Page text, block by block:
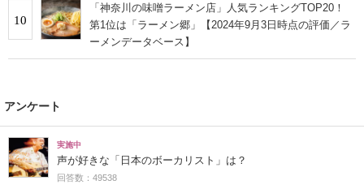
10
「神奈川の味噌ラーメン店」人気ランキングTOP20！
第1位は「ラーメン郷」【2024年9月3日時点の評価／ラ
ーメンデータベース】
アンケート
実施中
声が好きな「日本のボーカリスト」は？
回答数：49538